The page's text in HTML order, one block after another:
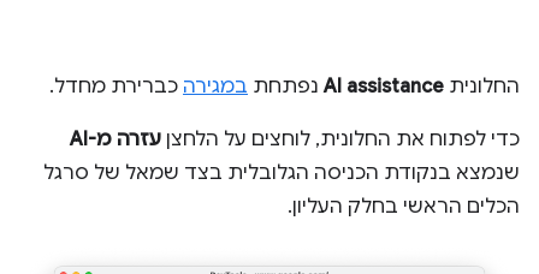
החלונית AI assistanceנפתחת במגירה כברירת מחדל.
כדי לפתוח את החלונית, לוחצים על הלחצן עזרה מ-AI
שנמצא בנקודת הכניסה הגלובלית בצד שמאל של סרגל
הכלים הראשי בחלק העליון.